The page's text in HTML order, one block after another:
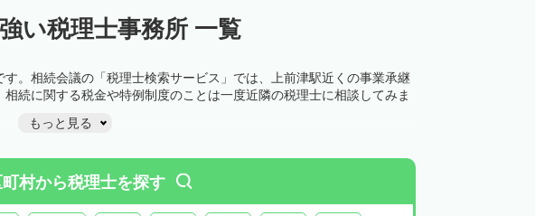
い税理士事務所 一覧
。相続会議の「税理士検索サービス」では、上前津駅近くの事業承継
続に関する税金や特例制度のことは一度近隣の税理士に相談してみま
もっと見る
村から税理士を探す